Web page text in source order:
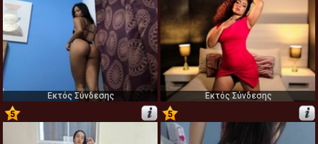
Εκτός Σύνδεσης
Εκτός Σύνδεσης
5
5
80